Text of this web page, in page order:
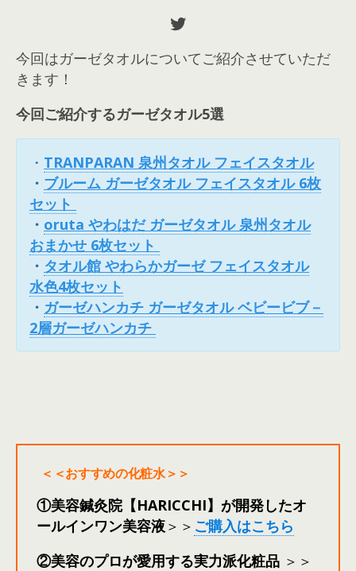
Twitter
今回はガーゼタオルについてご紹介させていただ
きます！
今回ご紹介するガーゼタオル5選
・ TRANPARAN 泉州タオル フェイスタオル
・ ブルーム ガーゼタオル フェイスタオル 6枚
セット
・ oruta やわはだ ガーゼタオル 泉州タオル
おまかせ 6枚セット
・ タオル館 やわらかガーゼ フェイスタオル
水色4枚セット
・ ガーゼハンカチ ガーゼタオル ベビービブ－
2層ガーゼハンカチ
＜＜おすすめの化粧水＞＞
①美容鍼灸院【HARICCHI】が開発したオ
ールインワン美容液＞＞ ご購入はこちら
②美容のプロが愛用する実力派化粧品 ＞＞